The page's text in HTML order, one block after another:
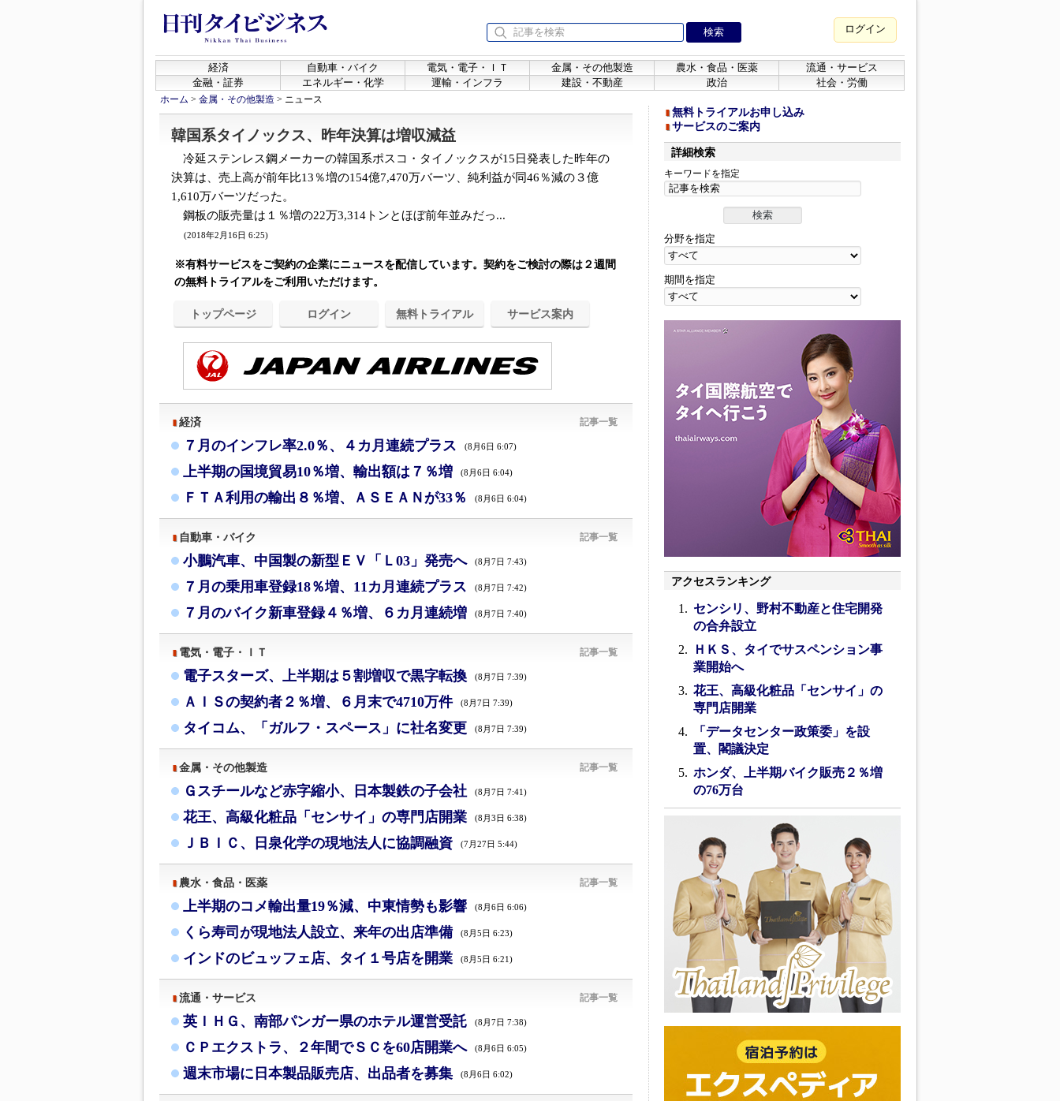
ログイン
経済 自動車・バイク 電気・電子・ＩＴ 金属・その他製造 農水・食品・医薬
流通・サービス
金融・証券
エネルギー・化学 運輸・インフラ 建設・不動産 政治 社会・労働
ホーム > 金属・その他製造 > ニュース
韓国系タイノックス、昨年決算は増収減益
冷延ステンレス鋼メーカーの韓国系ポスコ・タイノックスが15日発表した昨年の
決算は、売上高が前年比13％増の154億7,470万バーツ、純利益が同46％減の３億
1,610万バーツだった。
鋼板の販売量は１％増の22万3,314トンとほぼ前年並みだっ...
(2018年2月16日 6:25)
※有料サービスをご契約の企業にニュースを配信しています。契約をご検討の際は２週間
の無料トライアルをご利用いただけます。
トップページ ログイン 無料トライアル サービス案内
経済 記事一覧
７月のインフレ率2.0％、４カ月連続プラス (8月6日 6:07)
上半期の国境貿易10％増、輸出額は７％増 (8月6日 6:04)
ＦＴＡ利用の輸出８％増、ＡＳＥＡＮが33％ (8月6日 6:04)
自動車・バイク 記事一覧
小鵬汽車、中国製の新型ＥＶ「Ｌ03」発売へ (8月7日 7:43)
７月の乗用車登録18％増、11カ月連続プラス (8月7日 7:42)
７月のバイク新車登録４％増、６カ月連続増 (8月7日 7:40)
電気・電子・ＩＴ 記事一覧
電子スターズ、上半期は５割増収で黒字転換 (8月7日 7:39)
ＡＩＳの契約者２％増、６月末で4710万件 (8月7日 7:39)
タイコム、「ガルフ・スペース」に社名変更 (8月7日 7:39)
金属・その他製造 記事一覧
Ｇスチールなど赤字縮小、日本製鉄の子会社 (8月7日 7:41)
花王、高級化粧品「センサイ」の専門店開業 (8月3日 6:38)
ＪＢＩＣ、日泉化学の現地法人に協調融資 (7月27日 5:44)
農水・食品・医薬 記事一覧
上半期のコメ輸出量19％減、中東情勢も影響 (8月6日 6:06)
くら寿司が現地法人設立、来年の出店準備 (8月5日 6:23)
インドのビュッフェ店、タイ１号店を開業 (8月5日 6:21)
流通・サービス 記事一覧
英ＩＨＧ、南部パンガー県のホテル運営受託 (8月7日 7:38)
ＣＰエクストラ、２年間でＳＣを60店開業へ (8月6日 6:05)
週末市場に日本製品販売店、出品者を募集 (8月6日 6:02)
無料トライアルお申し込み
サービスのご案内
詳細検索
キーワードを指定
分野を指定
期間を指定
アクセスランキング
センシリ、野村不動産と住宅開発
の合弁設立
ＨＫＳ、タイでサスペンション事
業開始へ
花王、高級化粧品「センサイ」の
専門店開業
「データセンター政策委」を設
置、閣議決定
ホンダ、上半期バイク販売２％増
の76万台